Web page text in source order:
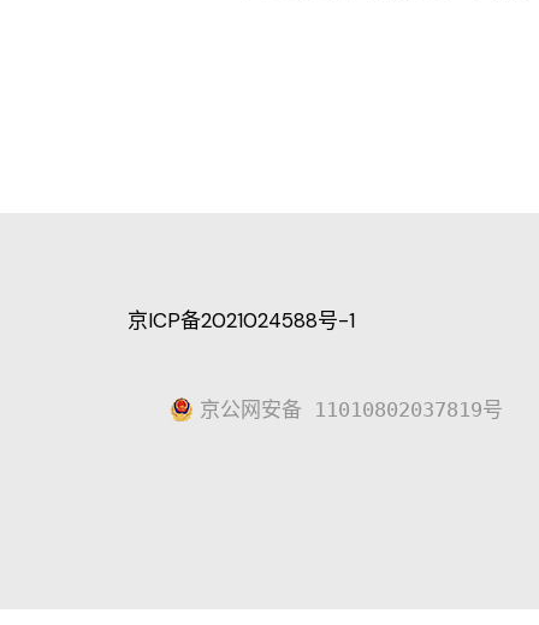
京ICP备2021024588号-1
京公网安备 11010802037819号